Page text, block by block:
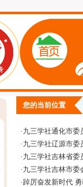
您的当前位置
· 九三学社通化市委
· 九三学社辽源市委
· 九三学社吉林省委
· 九三学社吉林市委
· 踔厉奋发新时代